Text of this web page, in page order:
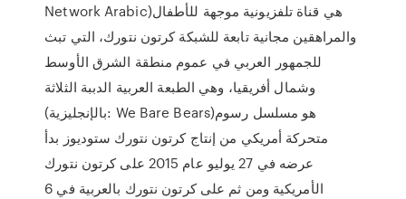
Network Arabic)‏ هي قناة تلفزيونية موجهة للأطفال
والمراهقين مجانية تابعة للشبكة كرتون نتورك، التي تبث
للجمهور العربي في عموم منطقة الشرق الأوسط
وشمال أفريقيا، وهي الطبعة العربية الدببة الثلاثة
(بالإنجليزية: We Bare Bears)‏ هو مسلسل رسوم
متحركة أمريكي من إنتاج كرتون نتورك ستوديوز بدأ
عرضه في 27 يوليو عام 2015 على كرتون نتورك
الأمريكية ومن ثم على كرتون نتورك بالعربية في 6